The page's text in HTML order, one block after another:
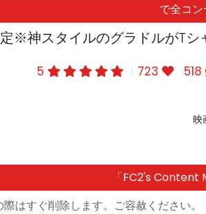
で全コ
※神スタイルのグラドルがTシ
5 723 518
映
「FC2's Content
はすぐ削除します。ご容赦ください。